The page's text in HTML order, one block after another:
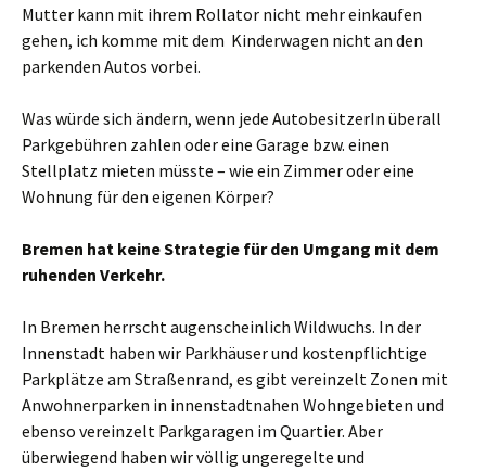
Mutter kann mit ihrem Rollator nicht mehr einkaufen
gehen, ich komme mit dem Kinderwagen nicht an den
parkenden Autos vorbei.
Was würde sich ändern, wenn jede AutobesitzerIn überall
Parkgebühren zahlen oder eine Garage bzw. einen
Stellplatz mieten müsste – wie ein Zimmer oder eine
Wohnung für den eigenen Körper?
Bremen hat keine Strategie für den Umgang mit dem
ruhenden Verkehr.
In Bremen herrscht augenscheinlich Wildwuchs. In der
Innenstadt haben wir Parkhäuser und kostenpflichtige
Parkplätze am Straßenrand, es gibt vereinzelt Zonen mit
Anwohnerparken in innenstadtnahen Wohngebieten und
ebenso vereinzelt Parkgaragen im Quartier. Aber
überwiegend haben wir völlig ungeregelte und